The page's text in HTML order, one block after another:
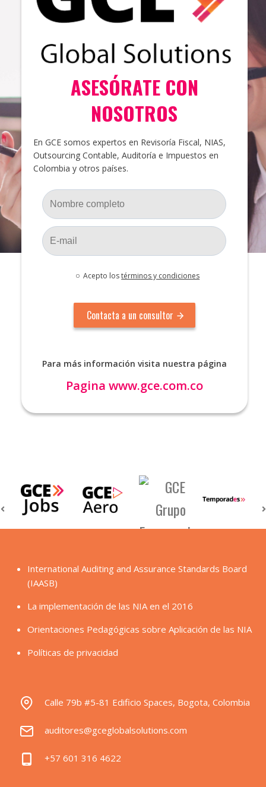
ASESÓRATE CON
NOSOTROS
En GCE somos expertos en Revisoría Fiscal, NIAS,
Outsourcing Contable, Auditoría e Impuestos en
Colombia y otros países.
Acepto lostérminos y condiciones
Para más información visita nuestra página
Pagina www.gce.com.co
International Auditing and Assurance Standards Board
(IAASB)
La implementación de las NIA en el 2016
Orientaciones Pedagógicas sobre Aplicación de las NIA
Políticas de privacidad
Calle 79b #5-81 Edificio Spaces, Bogota, Colombia
auditores@gceglobalsolutions.com
+57 601 316 4622